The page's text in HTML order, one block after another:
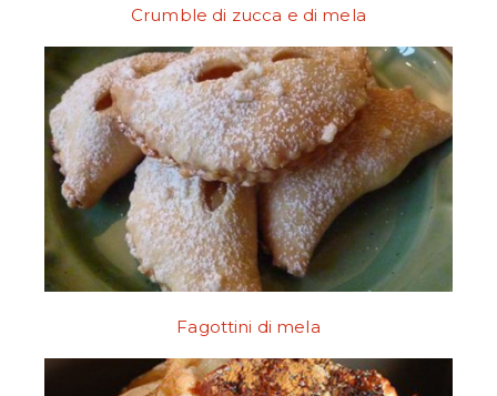
Crumble di zucca e di mela
Fagottini di mela